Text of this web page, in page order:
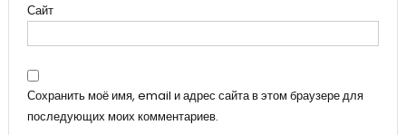
Сайт
Сохранить моё имя, email и адрес сайта в этом браузере для
последующих моих комментариев.